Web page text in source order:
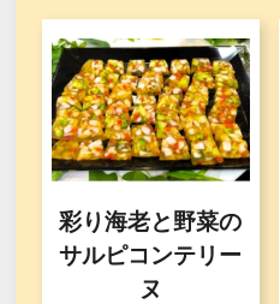
彩り海老と野菜の
サルピコンテリー
ヌ